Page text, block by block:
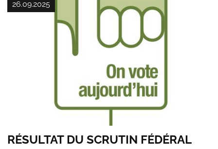
26.09.2025
RÉSULTAT DU SCRUTIN FÉDÉRAL